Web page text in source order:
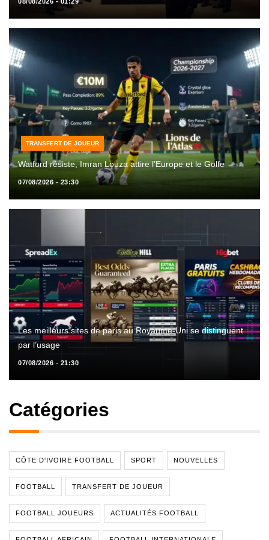
TRANSFERT DE JOUEUR
Watford résiste, Imran Louza attire l’Europe et le Golfe
07/08/2026 - 23:30
Les meilleurs sites de paris au Royaume-Uni se distinguent
par l’usage
07/08/2026 - 21:30
Catégories
CÔTE D'IVOIRE FOOTBALL SPORT NOUVELLES
FOOTBALL TRANSFERT DE JOUEUR
FOOTBALL JOUEURS ACTUALITÉS FOOTBALL